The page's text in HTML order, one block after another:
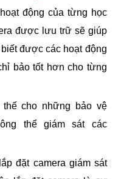
động của từng học
được lưu trữ sẽ giúp
được các hoạt động
bảo tốt hơn cho từng
cho những bảo vệ
thể giám sát các
đặt camera giám sát